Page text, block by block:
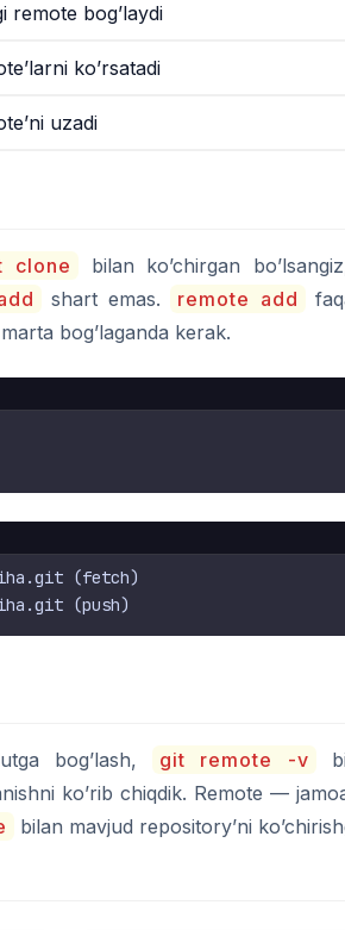
remote bog’laydi
ko’rsatadi
uzadi
clone bilan ko’chirgan
shart emas. remote add
bog’laganda kerak.
(fetch)
bog’lash, git remote -v
ko’rib chiqdik. Remote —
bilan mavjud repository’ni